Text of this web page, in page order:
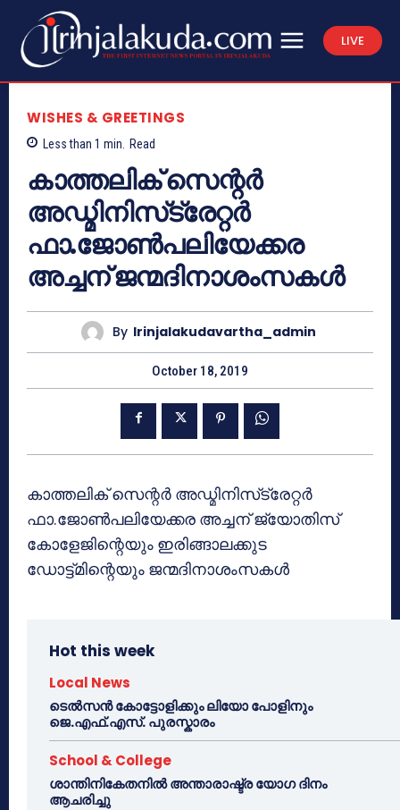
LIVE
WISHES & GREETINGS
Less than 1 min. Read
കാത്തലിക് സെന്റര്‍
അഡ്മിനിസ്‌ട്രേറ്റര്‍
ഫാ.ജോണ്‍പലിയേക്കര
അച്ചന് ജന്മദിനാശംസകള്‍
By Irinjalakudavartha_admin
October 18, 2019
കാത്തലിക് സെന്റര്‍ അഡ്മിനിസ്‌ട്രേറ്റര്‍
ഫാ.ജോണ്‍പലിയേക്കര അച്ചന് ജ്യോതിസ്
കോളേജിന്റെയും ഇരിങ്ങാലക്കുട
ഡോട്ട്മിന്റെയും ജന്മദിനാശംസകള്‍
Hot this week
Local News
ടെൽസൻ കോട്ടോളിക്കും ലിയോ പോളിനും
ജെ.എഫ്.എസ്. പുരസ്കാരം
School & College
ശാന്തിനികേതനിൽ അന്താരാഷ്ട്ര യോഗ ദിനം
ആചരിച്ചു